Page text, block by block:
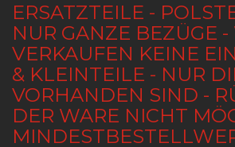
ERSATZTEILE -
NUR GANZE BEZÜGE -
VERKAUFEN KEINE
& KLEINTEILE - NUR
VORHANDEN SIND -
DER WARE NICHT